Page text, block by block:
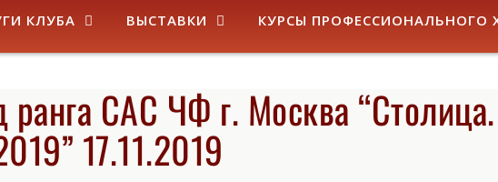
КЛУБА ВЫСТАВКИ КУРСЫ ПРОФЕССИОНАЛЬНОГО
ранга САС ЧФ г. Москва “Столица.
17.11.2019